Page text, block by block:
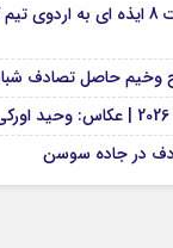
اتفاقی کم‌سابقه؛ دعوت 8 ایذه ای